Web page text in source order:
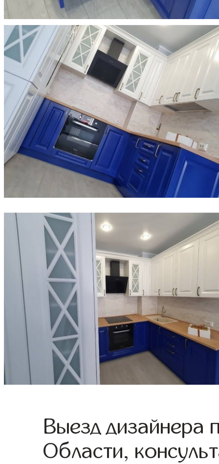
Выезд дизайнера
Области,